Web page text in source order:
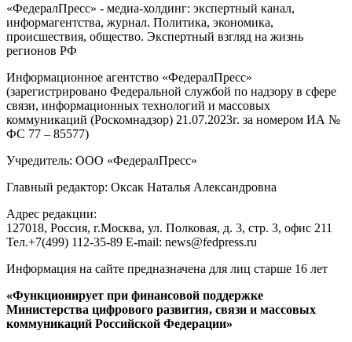
«ФедералПресс» - медиа-холдинг: экспертный канал,
информагентства, журнал. Политика, экономика,
происшествия, общество. Экспертный взгляд на жизнь
регионов РФ
Информационное агентство «ФедералПресс»
(зарегистрировано Федеральной службой по надзору в сфере
связи, информационных технологий и массовых
коммуникаций (Роскомнадзор) 21.07.2023г. за номером ИА №
ФС 77 – 85577)
Учредитель: ООО «ФедералПресс»
Главный редактор: Оксак Наталья Александровна
Адрес редакции:
127018, Россия, г.Москва, ул. Полковая, д. 3, стр. 3, офис 211
Тел.+7(499) 112-35-89 E-mail: news@fedpress.ru
Информация на сайте предназначена для лиц старше 16 лет
«Функционирует при финансовой поддержке
Министерства цифрового развития, связи и массовых
коммуникаций Российской Федерации»